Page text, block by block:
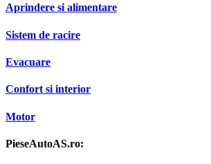
Aprindere si alimentare
Sistem de racire
Evacuare
Confort si interior
Motor
PieseAutoAS.ro: